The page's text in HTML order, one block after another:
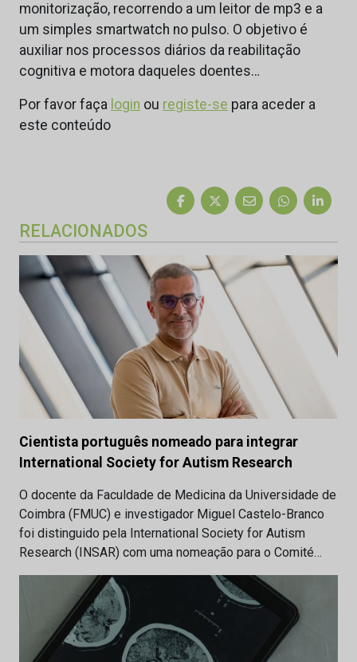
monitorização, recorrendo a um leitor de mp3 e a
um simples smartwatch no pulso. O objetivo é
auxiliar nos processos diários da reabilitação
cognitiva e motora daqueles doentes…
Por favor faça login ou registe-se para aceder a
este conteúdo
RELACIONADOS
Cientista português nomeado para integrar
International Society for Autism Research
O docente da Faculdade de Medicina da Universidade de
Coimbra (FMUC) e investigador Miguel Castelo-Branco
foi distinguido pela International Society for Autism
Research (INSAR) com uma nomeação para o Comité…